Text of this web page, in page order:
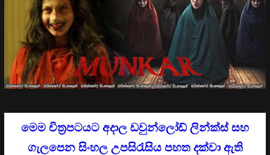
මෙම චිත්‍රපටයට අදාල ඩවුන්ලෝඩ් ලින්ක්ස්සහ
ගැලපෙන සිංහල උපසිරැසිය පහත දක්වා ඇති